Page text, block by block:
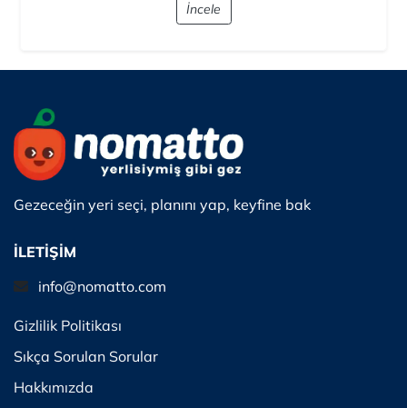
İncele
Gezeceğin yeri seçi, planını yap, keyfine bak
İLETİŞİM
info@nomatto.com
Gizlilik Politikası
Sıkça Sorulan Sorular
Hakkımızda